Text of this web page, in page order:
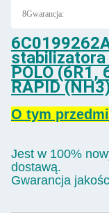
8Gwarancja:
stabilizatora
POLO (6R1,
RAPID
O tym
Jest w 100%
dostawą.
Gwarancja